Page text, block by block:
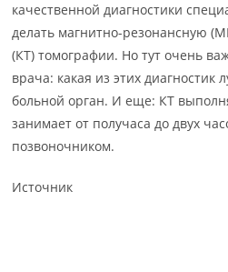
качественной диагностики
делать магнитно-резонансную
(КТ) томографии. Но тут очень
врача: какая из этих диагностик
больной орган. И еще: КТ
занимает от получаса до двух
позвоночником.
Источник